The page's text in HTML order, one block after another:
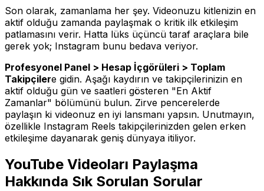
Son olarak, zamanlama her şey. Videonuzu kitlenizin en
aktif olduğu zamanda paylaşmak o kritik ilk etkileşim
patlamasını verir. Hatta lüks üçüncü taraf araçlara bile
gerek yok; Instagram bunu bedava veriyor.
Profesyonel Panel > Hesap İçgörüleri > Toplam
Takipçilere gidin. Aşağı kaydırın ve takipçilerinizin en
aktif olduğu gün ve saatleri gösteren "En Aktif
Zamanlar" bölümünü bulun. Zirve pencerelerde
paylaşın ki videonuz en iyi lansmanı yapsın. Unutmayın,
özellikle Instagram Reels takipçilerinizden gelen erken
etkileşime dayanarak geniş dünyaya itiliyor.
YouTube Videoları Paylaşma
Hakkında Sık Sorulan Sorular